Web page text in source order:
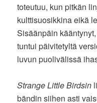
toteutuu, kun pitkän
kulttisuosikkina eikä
Sisäänpäin
tuntui päivitetyltä
luvun puolivälissä
Strange Little Birdsin
bändin siihen asti